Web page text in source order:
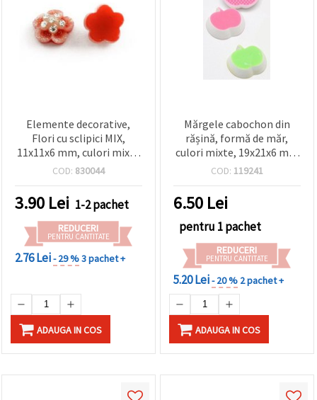
Elemente decorative,
Flori cu sclipici MIX,
11x11x6 mm, culori mixte
- 5 bucăți
COD: 830044
3.90 Lei 1-2 pachet
REDUCERI
PENTRU CANTITATE
2.76 Lei- 29 %3 pachet +
ADAUGA IN COS
Mărgele cabochon din
rășină, formă de măr,
culori mixte, 19x21x6 mm
- 5 bucăți
COD: 119241
6.50 Lei
pentru 1 pachet
REDUCERI
PENTRU CANTITATE
5.20 Lei- 20 % 2 pachet +
ADAUGA IN COS